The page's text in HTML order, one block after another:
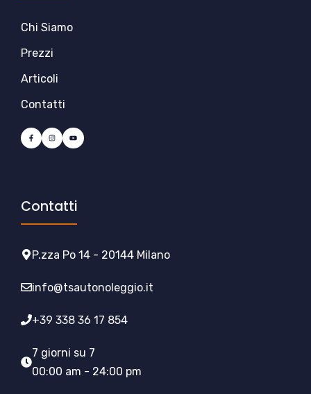
Chi Siamo
Prezzi
Articoli
Contatti
Contatti
P.zza Po 14 - 20144 Milano
info@tsautonoleggio.it
+39 338 36 17 854
7 giorni su 7
00:00 am - 24:00 pm